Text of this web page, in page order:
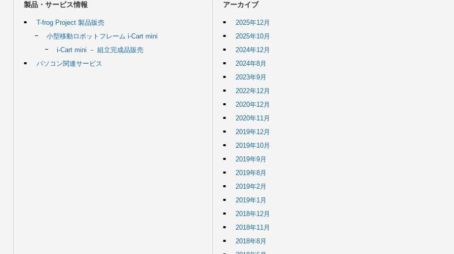
製品・サービス情報
T-frog Project 製品販売
小型移動ロボットフレーム i-Cart mini
i-Cart mini － 組立完成品販売
パソコン関連サービス
アーカイブ
2025年12月
2025年10月
2024年12月
2024年8月
2023年9月
2022年12月
2020年12月
2020年11月
2019年12月
2019年10月
2019年9月
2019年8月
2019年2月
2019年1月
2018年12月
2018年11月
2018年8月